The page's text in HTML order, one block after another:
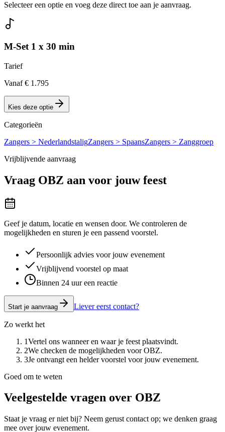
Selecteer een optie en voeg deze direct toe aan je aanvraag.
M-Set 1 x 30 min
Tarief
Vanaf € 1.795
Kies deze optie
Categorieën
Zangers > NederlandstaligZangers > SpaansZangers > Zanggroep
Vrijblijvende aanvraag
Vraag OBZ aan voor jouw feest
Geef je datum, locatie en wensen door. We controleren de
mogelijkheden en sturen je een passend voorstel.
Persoonlijk advies voor jouw evenement
Vrijblijvend voorstel op maat
Binnen 24 uur een reactie
Start je aanvraag Liever eerst contact?
Zo werkt het
1Vertel ons wanneer en waar je feest plaatsvindt.
2We checken de mogelijkheden voor OBZ.
3Je ontvangt een helder voorstel voor jouw evenement.
Goed om te weten
Veelgestelde vragen over OBZ
Staat je vraag er niet bij? Neem gerust contact op; we denken graag
mee over jouw evenement.